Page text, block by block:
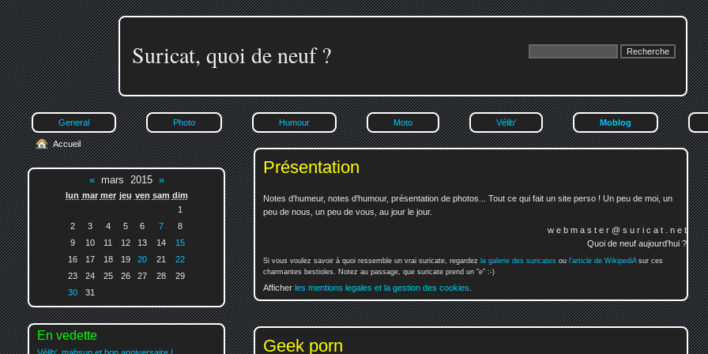
Suricat, quoi de neuf ?
General Photo Humour Moto Vélib' Moblog
Présentation
Notes d'humeur, notes d'humour, présentation de photos... Tout ce qui fait un site perso ! Un peu de moi, un
peu de nous, un peu de vous, au jour le jour.
w e b m a s t e r @ s u r i c a t . n e t
Quoi de neuf aujourd'hui ?
Si vous voulez savoir à quoi ressemble un vrai suricate, regardez la galerie des suricates ou l'article de WikipediAsur ces
charmantes bestioles. Notez au passage, que suricate prend un "e" :-)
Afficher les mentions legales et la gestion des cookies
Geek porn
Accueil
«mars 2015 »
lun mar mer jeu ven sam dim
1
2
3 4 5 6 7
8
9
10 11 12 13 14
15
16
17 18 19 20 21
22
23
24 25 26 27 28
29
30
31
En vedette